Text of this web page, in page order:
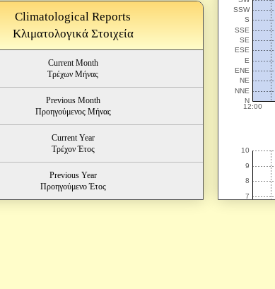
Climatological Reports
Κλιματολογικά Στοιχεία
Current Month
Τρέχων Μήνας
Previous Month
Προηγούμενος Μήνας
Current Year
Τρέχον Έτος
Previous Year
Προηγούμενο Έτος